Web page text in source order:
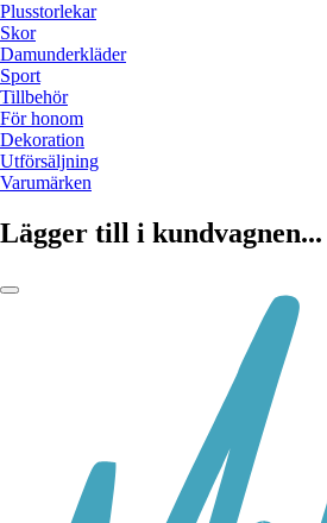
Plusstorlekar
Skor
Damunderkläder
Sport
Tillbehör
För honom
Dekoration
Utförsäljning
Varumärken
Lägger till i kundvagnen...